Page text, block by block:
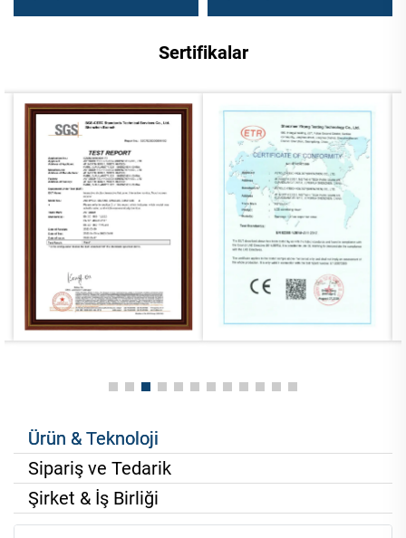
Sertifikalar
Ürün & Teknoloji
Sipariş ve Tedarik
Şirket & İş Birliği